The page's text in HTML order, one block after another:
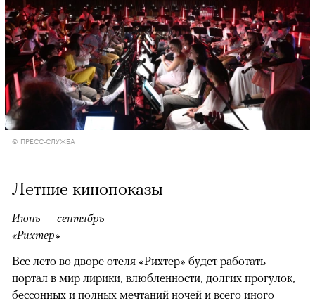
© ПРЕСС-СЛУЖБА
Летние кинопоказы
Июнь — сентябрь
«Рихтер»
Все лето во дворе отеля «Рихтер» будет работать
портал в мир лирики, влюбленности, долгих прогулок,
бессонных и полных мечтаний ночей и всего иного